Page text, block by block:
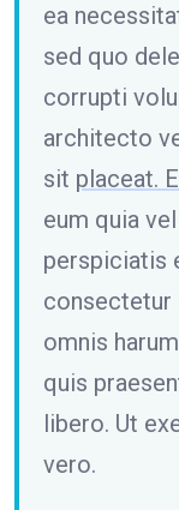
ea
sed quo
corrupti
architecto
sit placeat.
eum quia
perspiciatis
consectetur
omnis
quis
libero. Ut
vero.